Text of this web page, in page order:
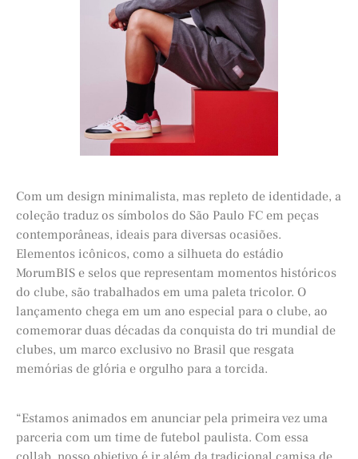
Com um design minimalista, mas repleto de identidade, a
coleção traduz os símbolos do São Paulo FC em peças
contemporâneas, ideais para diversas ocasiões.
Elementos icônicos, como a silhueta do estádio
MorumBIS e selos que representam momentos históricos
do clube, são trabalhados em uma paleta tricolor. O
lançamento chega em um ano especial para o clube, ao
comemorar duas décadas da conquista do tri mundial de
clubes, um marco exclusivo no Brasil que resgata
memórias de glória e orgulho para a torcida.
“Estamos animados em anunciar pela primeira vez uma
parceria com um time de futebol paulista. Com essa